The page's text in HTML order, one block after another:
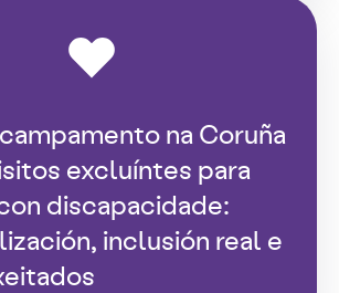
na Coruña
excluíntes para
discapacidade:
inclusión real e